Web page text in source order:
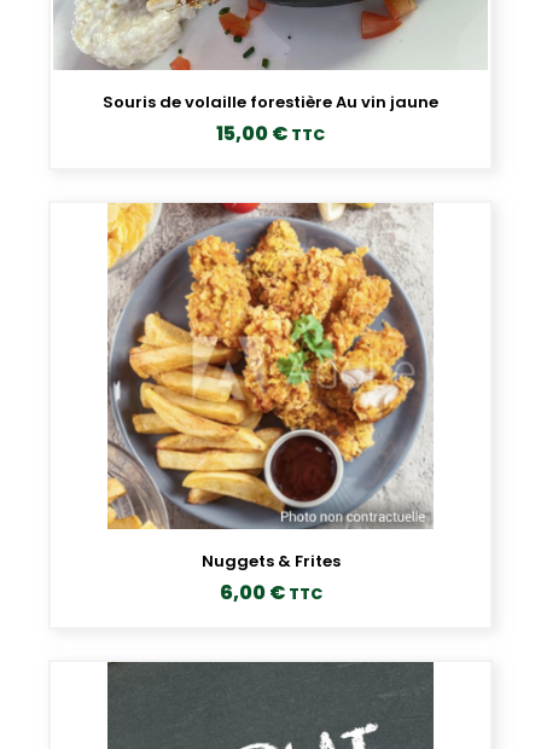
Souris de volaille forestière Au vin jaune
15,00€ TTC
Nuggets & Frites
6,00€ TTC